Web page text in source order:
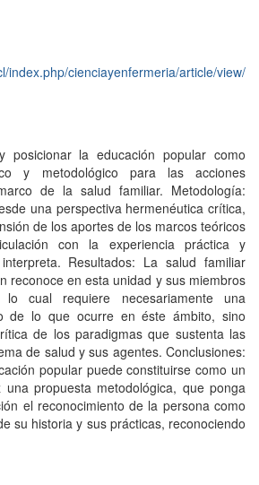
index.php/cienciayenfermeria/article/view/
posicionar la educación popular como
y metodológico para las acciones
de la salud familiar. Metodología:
una perspectiva hermenéutica crítica,
de los aportes de los marcos teóricos
con la experiencia práctica y
Resultados: La salud familiar
reconoce en esta unidad y sus miembros
cual requiere necesariamente una
de lo que ocurre en éste ámbito, sino
de los paradigmas que sustenta las
de salud y sus agentes. Conclusiones:
popular puede constituirse como un
propuesta metodológica, que ponga
el reconocimiento de la persona como
su historia y sus prácticas, reconociendo